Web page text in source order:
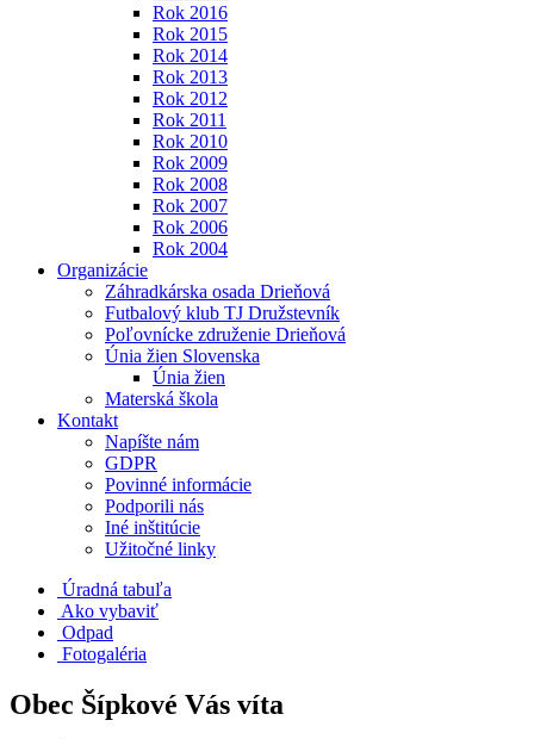
Rok 2016
Rok 2015
Rok 2014
Rok 2013
Rok 2012
Rok 2011
Rok 2010
Rok 2009
Rok 2008
Rok 2007
Rok 2006
Rok 2004
Organizácie
Záhradkárska osada Drieňová
Futbalový klub TJ Družstevník
Poľovnícke združenie Drieňová
Únia žien Slovenska
Únia žien
Materská škola
Kontakt
Napíšte nám
GDPR
Povinné informácie
Podporili nás
Iné inštitúcie
Užitočné linky
Úradná tabuľa
Ako vybaviť
Odpad
Fotogaléria
Obec Šípkové Vás víta